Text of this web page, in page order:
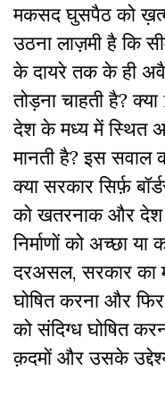
मकसद घुसपैठ को
उठना लाज़मी है कि
के दायरे तक के ही
तोड़ना चाहती है?
देश के मध्य में स्थित
मानती है? इस सवाल
क्या सरकार सिर्फ़
को खतरनाक और
निर्माणों को अच्छा
दरअसल, सरकार का
घोषित करना और
को संदिग्ध घोषित
क़दमों और उसके